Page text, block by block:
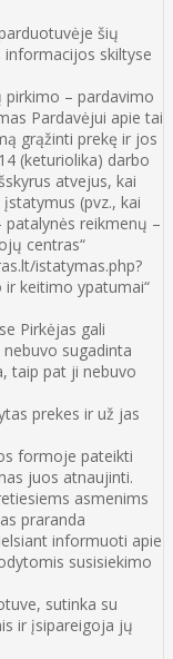
šių
informacijos skiltyse
pirkimo – pardavimo
Pardavėjui apie tai
grąžinti prekę ir jos
(keturiolika) darbo
atvejus, kai
(pvz., kai
reikmenų –
centras“
istatymas.php?
keitimo ypatumai“
Pirkėjas gali
sugadinta
taip pat ji nebuvo
prekes ir už jas
formoje pateikti
juos atnaujinti.
asmenims
praranda
informuoti apie
susisiekimo
sutinka su
ir įsipareigoja jų